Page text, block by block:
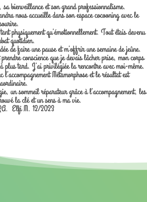
bienveillance et son grand professionnalisme.
nous accueille dans son espace cocooning avec le
physiquement qu’émotionnellement. Tout étais devenu
quotidien.
de faire une pause et m’offrir une semaine de jeûne.
conscience que je devais lâcher prise, mon corps
plus tard. J’ai privilégiée la rencontre avec moi-même.
Métamorphose et le résultat est
un sommeil réparateur grâce à l’accompagnement, les
la clé et un sens à ma vie.
Elfi M. 12/2023